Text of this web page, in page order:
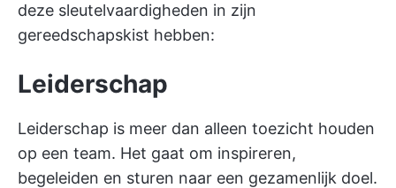
deze sleutelvaardigheden in zijn
gereedschapskist hebben:
Leiderschap
Leiderschap is meer dan alleen toezicht houden
op een team. Het gaat om inspireren,
begeleiden en sturen naar een gezamenlijk doel.